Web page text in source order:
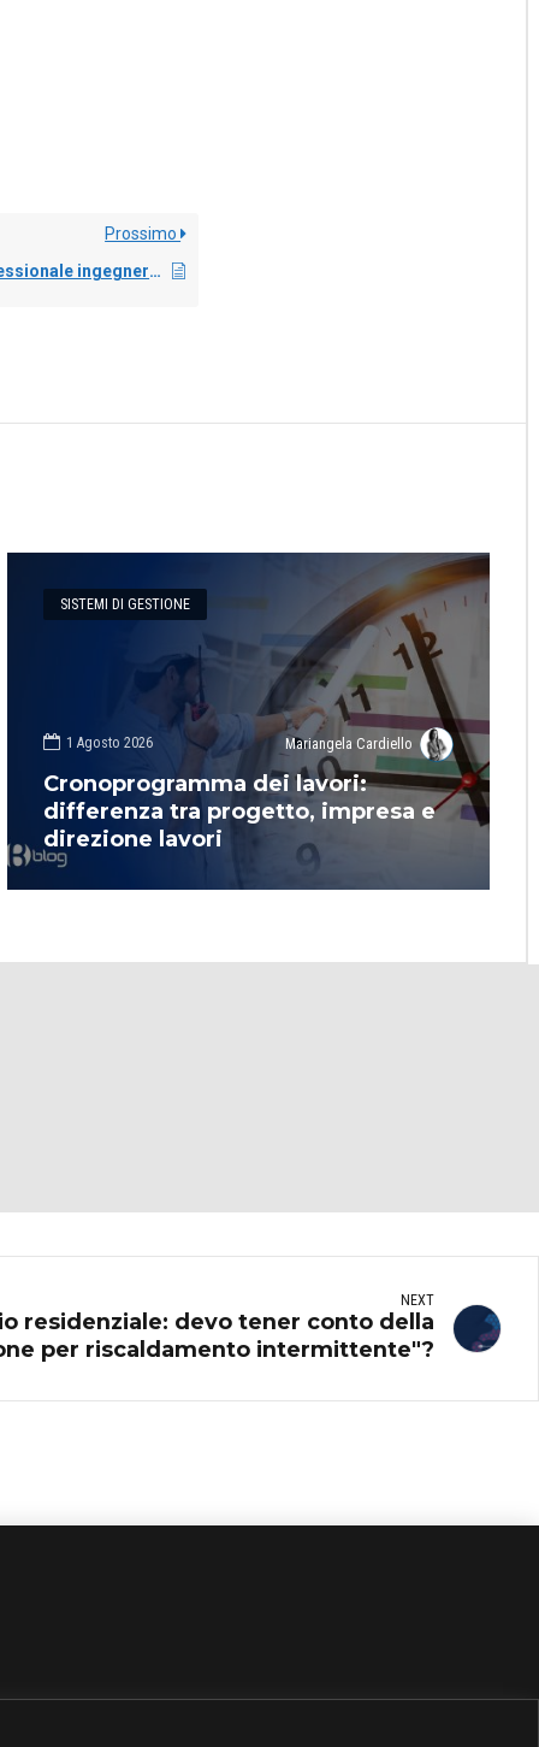
Prossimo
Formazione professionale ingegneri: come fare l’autocertificazione entro il 30 giugno 2020?
SISTEMI DI GESTIONE
1 Agosto 2026 Mariangela Cardiello
Cronoprogramma dei lavori:
differenza tra progetto, impresa e
direzione lavori
NEXT
residenziale: devo tener conto della
per riscaldamento intermittente"?